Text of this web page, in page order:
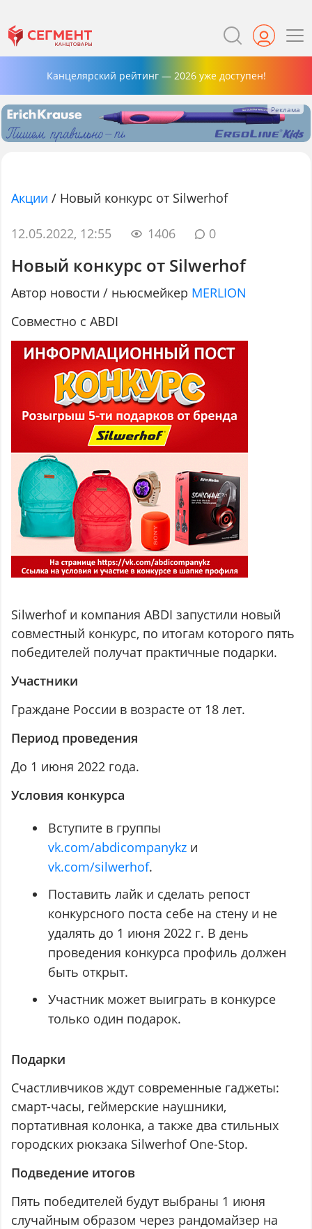
Канцелярский рейтинг — 2026 уже доступен!
Акции / Новый конкурс от Silwerhof
12.05.2022, 12:55 1406 0
Новый конкурс от Silwerhof
Автор новости / ньюсмейкер MERLION
Совместно с ABDI
Silwerhof и компания ABDI запустили новый
совместный конкурс, по итогам которого пять
победителей получат практичные подарки.
Участники
Граждане России в возрасте от 18 лет.
Период проведения
До 1 июня 2022 года.
Условия конкурса
Вступите в группы
vk.com/abdicompanykz и
vk.com/silwerhof.
Поставить лайк и сделать репост
конкурсного поста себе на стену и не
удалять до 1 июня 2022 г. В день
проведения конкурса профиль должен
быть открыт.
Участник может выиграть в конкурсе
только один подарок.
Подарки
Счастливчиков ждут современные гаджеты:
смарт-часы, геймерские наушники,
портативная колонка, а также два стильных
городских рюкзака Silwerhof One-Stop.
Подведение итогов
Пять победителей будут выбраны 1 июня
случайным образом через рандомайзер на